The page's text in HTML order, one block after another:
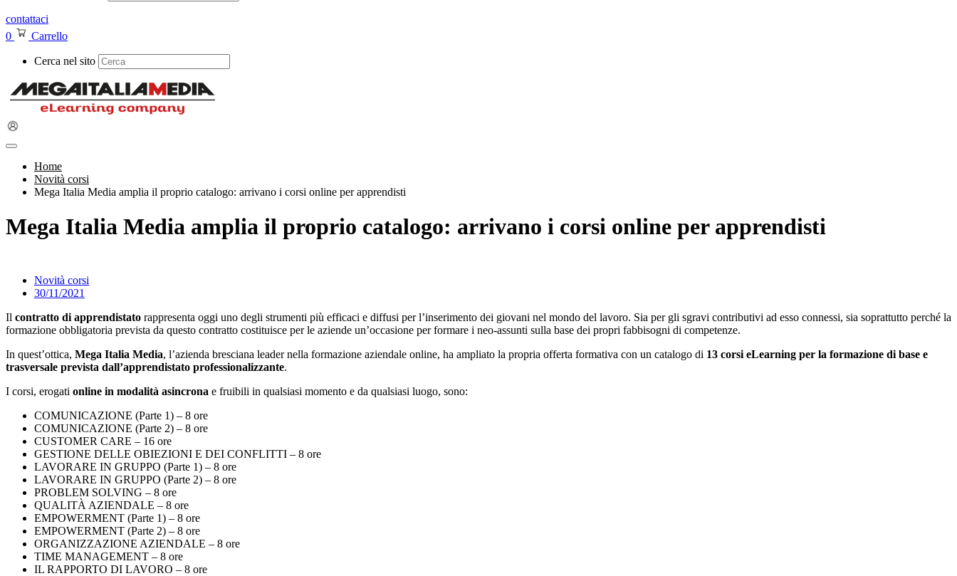
contattaci
0
Carrello
Cerca nel sito
Home
Novità corsi
Mega Italia Media amplia il proprio catalogo: arrivano i corsi online per apprendisti
Mega Italia Media amplia il proprio catalogo: arrivano i corsi online per apprendisti
Novità corsi
30/11/2021
Il contratto di apprendistato rappresenta oggi uno degli strumenti più efficaci e diffusi per l’inserimento dei giovani nel mondo del lavoro. Sia per gli sgravi contributivi ad esso connessi, sia soprattutto perché la
formazione obbligatoria prevista da questo contratto costituisce per le aziende un’occasione per formare i neo-assunti sulla base dei propri fabbisogni di competenze.
In quest’ottica, Mega Italia Media, l’azienda bresciana leader nella formazione aziendale online, ha ampliato la propria offerta formativa con un catalogo di 13 corsi eLearning per la formazione di base e
trasversale prevista dall’apprendistato professionalizzante.
I corsi, erogati online in modalità asincrona e fruibili in qualsiasi momento e da qualsiasi luogo, sono:
COMUNICAZIONE (Parte 1) – 8 ore
COMUNICAZIONE (Parte 2) – 8 ore
CUSTOMER CARE – 16 ore
GESTIONE DELLE OBIEZIONI E DEI CONFLITTI – 8 ore
LAVORARE IN GRUPPO (Parte 1) – 8 ore
LAVORARE IN GRUPPO (Parte 2) – 8 ore
PROBLEM SOLVING – 8 ore
QUALITÀ AZIENDALE – 8 ore
EMPOWERMENT (Parte 1) – 8 ore
EMPOWERMENT (Parte 2) – 8 ore
ORGANIZZAZIONE AZIENDALE – 8 ore
TIME MANAGEMENT – 8 ore
IL RAPPORTO DI LAVORO – 8 ore